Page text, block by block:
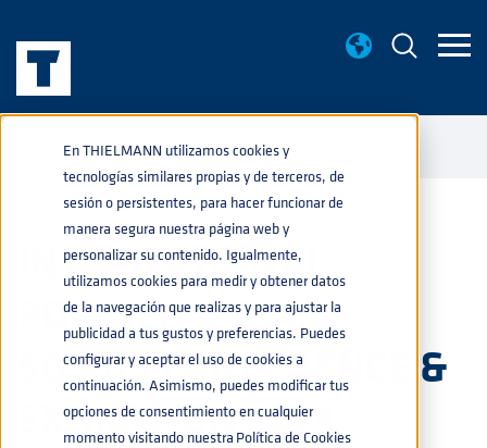
En THIELMANN utilizamos cookies y
tecnologías similares propias y de terceros, de
sesión o persistentes, para hacer funcionar de
manera segura nuestra página web y
personalizar su contenido. Igualmente,
utilizamos cookies para medir y obtener datos
de la navegación que realizas y para ajustar la
publicidad a tus gustos y preferencias. Puedes
configurar y aceptar el uso de cookies a
continuación. Asimismo, puedes modificar tus
opciones de consentimiento en cualquier
momento visitando nuestra Política de Cookies
CONFERENCE & EXHIBITION 2023
INTERNATIONAL
POWDER & BULK
SOLIDS CONFERENCE &
EXHIBITION 2023